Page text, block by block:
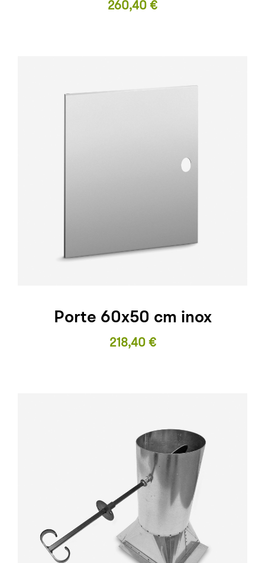
Prix
260,40 €
Porte 60x50 cm inox
Prix
218,40 €